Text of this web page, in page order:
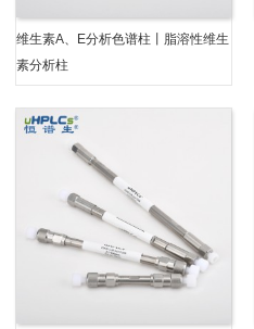
维生素A、E分析色谱柱丨脂溶性维生
素分析柱